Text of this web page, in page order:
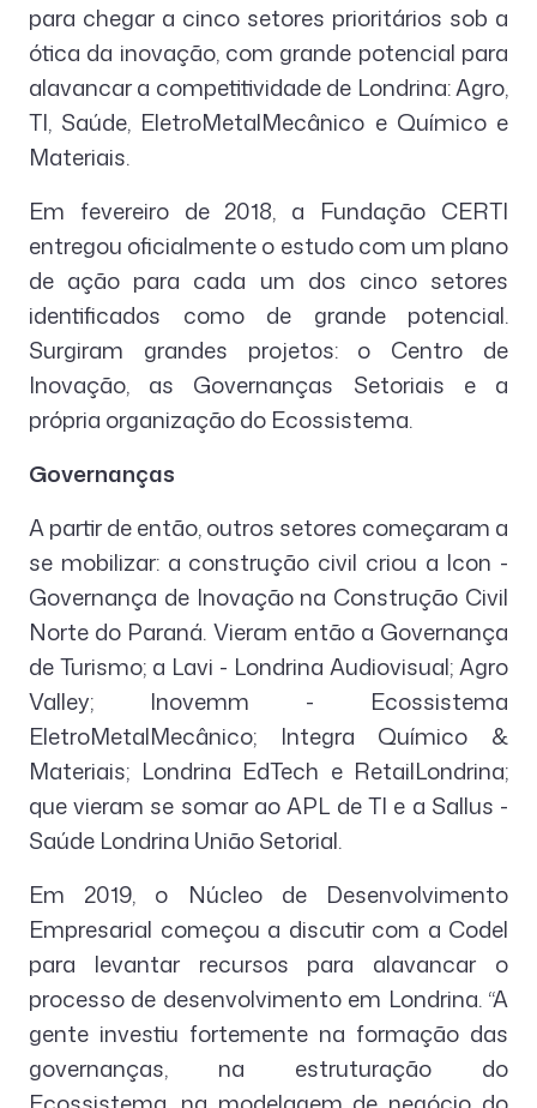
para chegar a cinco setores prioritários sob a
ótica da inovação, com grande potencial para
alavancar a competitividade de Londrina: Agro,
TI, Saúde, EletroMetalMecânico e Químico e
Materiais.
Em fevereiro de 2018, a Fundação CERTI
entregou oficialmente o estudo com um plano
de ação para cada um dos cinco setores
identificados como de grande potencial.
Surgiram grandes projetos: o Centro de
Inovação, as Governanças Setoriais e a
própria organização do Ecossistema.
Governanças
A partir de então, outros setores começaram a
se mobilizar: a construção civil criou a Icon -
Governança de Inovação na Construção Civil
Norte do Paraná. Vieram então a Governança
de Turismo; a Lavi - Londrina Audiovisual; Agro
Valley; Inovemm - Ecossistema
EletroMetalMecânico; Integra Químico &
Materiais; Londrina EdTech e RetailLondrina;
que vieram se somar ao APL de TI e a Sallus -
Saúde Londrina União Setorial.
Em 2019, o Núcleo de Desenvolvimento
Empresarial começou a discutir com a Codel
para levantar recursos para alavancar o
processo de desenvolvimento em Londrina. “A
gente investiu fortemente na formação das
governanças, na estruturação do